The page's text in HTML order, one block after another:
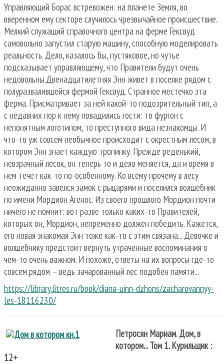
Управляющий Борас встревожен: на планете Земля, во
вверенном ему секторе случилось чрезвычайное происшествие.
Мелкий служащий справочного центра на ферме Гексвуд
самовольно запустил старую машину, способную моделировать
реальность. Дело, казалось бы, пустяковое, но чутье
подсказывает управляющему, что Правители будут очень
недовольны.Двенадцатилетняя Энн живет в поселке рядом с
полуразвалившейся фермой Гексвуд. Странное местечко эта
ферма. Присматривает за ней какой-то подозрительный тип, а
с недавних пор к нему повадились гости: то фургон с
непонятным логотипом, то преступного вида незнакомцы. И
что-то уж совсем необычное происходит с окрестным лесом, в
котором Энн знает каждую тропинку. Прежде реденький,
невзрачный лесок, он теперь то и дело меняется, да и время в
нем течет как-то по-особенному. Ко всему прочему в лесу
неожиданно завелся замок с рыцарями и поселился волшебник
по имени Мордион Агенос. Из своего прошлого Мордион почти
ничего не помнит: вот разве только каких-то Правителей,
которых он, Мордион, непременно должен победить. Кажется,
его новая знакомая Энн тоже как-то с этим связана... Девочке и
волшебнику предстоит вернуть утраченные воспоминания о
чем-то очень важном. И похоже, ответы на их вопросы где-то
совсем рядом – ведь зачарованный лес подобен памяти...
https://library.litres.ru/book/diana-uinn-dzhons/zacharovannyy-
les-18116230/
Петросян Мариам. Дом, в
котором... Том 1. Курильщик :
12+